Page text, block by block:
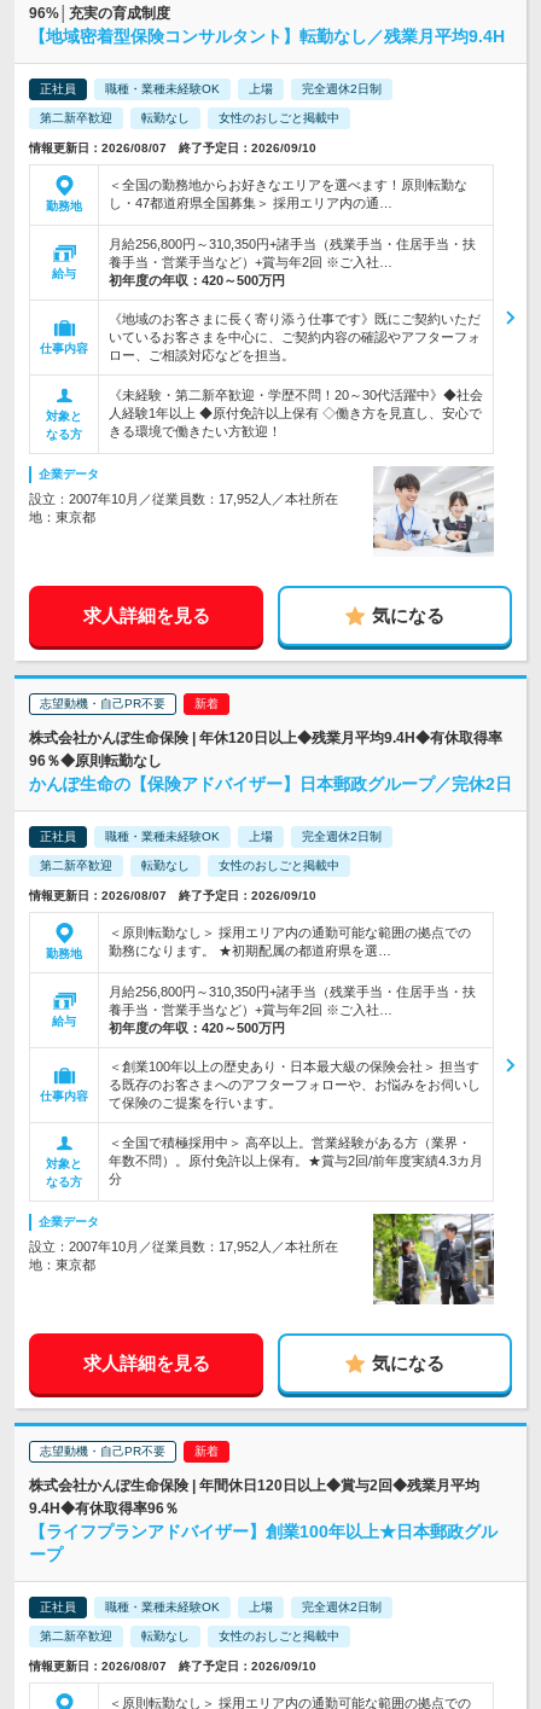
96%│充実の育成制度
【地域密着型保険コンサルタント】転勤なし／残業月平均9.4H
正社員 職種・業種未経験OK 上場 完全週休2日制
第二新卒歓迎 転勤なし 女性のおしごと掲載中
情報更新日：2026/08/07 終了予定日：2026/09/10
勤務地
＜全国の勤務地からお好きなエリアを選べます！原則転勤な
し・47都道府県全国募集＞ 採用エリア内の通…
給与
月給256,800円～310,350円+諸手当（残業手当・住居手当・扶
養手当・営業手当など）+賞与年2回 ※ご入社…
初年度の年収： 420～500万円
仕事内容
《地域のお客さまに長く寄り添う仕事です》既にご契約いただ
いているお客さまを中心に、ご契約内容の確認やアフターフォ
ロー、ご相談対応などを担当。
対象と
なる方
《未経験・第二新卒歓迎・学歴不問！20～30代活躍中》◆社会
人経験1年以上 ◆原付免許以上保有 ◇働き方を見直し、安心で
きる環境で働きたい方歓迎！
企業データ
設立：2007年10月／従業員数：17,952人／本社所在
地：東京都
求人詳細を見る 気になる
志望動機・自己PR不要
株式会社かんぽ生命保険 | 年休120日以上◆残業月平均9.4H◆有休取得率
96％◆原則転勤なし
かんぽ生命の【保険アドバイザー】日本郵政グループ／完休2日
正社員 職種・業種未経験OK 上場 完全週休2日制
第二新卒歓迎 転勤なし 女性のおしごと掲載中
情報更新日：2026/08/07 終了予定日：2026/09/10
勤務地
＜原則転勤なし＞ 採用エリア内の通勤可能な範囲の拠点での
勤務になります。 ★初期配属の都道府県を選…
給与
月給256,800円～310,350円+諸手当（残業手当・住居手当・扶
養手当・営業手当など）+賞与年2回 ※ご入社…
初年度の年収： 420～500万円
仕事内容
＜創業100年以上の歴史あり・日本最大級の保険会社＞ 担当す
る既存のお客さまへのアフターフォローや、お悩みをお伺いし
て保険のご提案を行います。
対象と
なる方
＜全国で積極採用中＞ 高卒以上。営業経験がある方（業界・
年数不問）。原付免許以上保有。★賞与2回/前年度実績4.3カ月
分
企業データ
設立：2007年10月／従業員数：17,952人／本社所在
地：東京都
求人詳細を見る 気になる
志望動機・自己PR不要
株式会社かんぽ生命保険 | 年間休日120日以上◆賞与2回◆残業月平均
9.4H◆有休取得率96％
【ライフプランアドバイザー】創業100年以上★日本郵政グル
ープ
正社員 職種・業種未経験OK 上場 完全週休2日制
第二新卒歓迎 転勤なし 女性のおしごと掲載中
情報更新日：2026/08/07 終了予定日：2026/09/10
＜原則転勤なし＞ 採用エリア内の通勤可能な範囲の拠点での